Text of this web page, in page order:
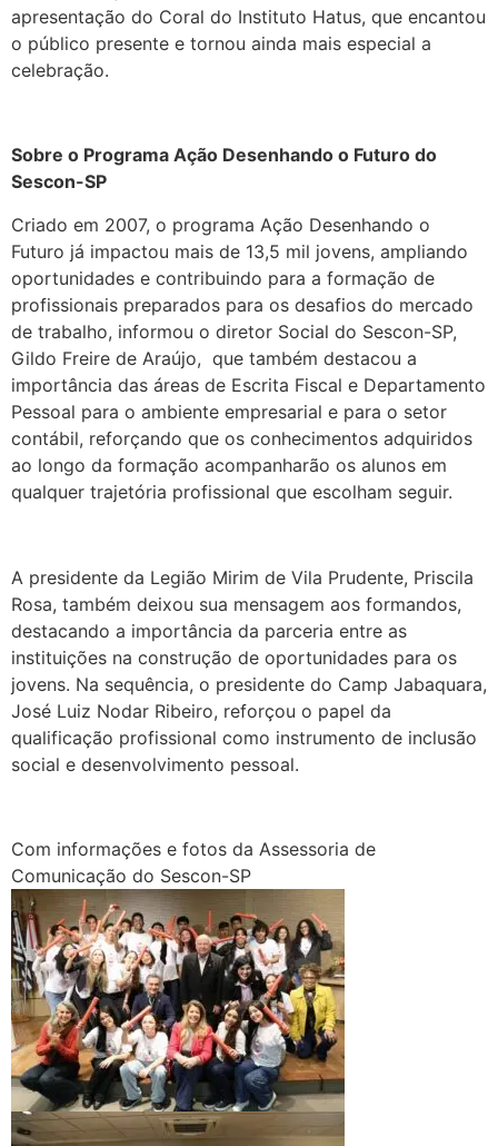
apresentação do Coral do Instituto Hatus, que encantou
o público presente e tornou ainda mais especial a
celebração.
Sobre o Programa Ação Desenhando o Futuro do
Sescon-SP
Criado em 2007, o programa Ação Desenhando o
Futuro já impactou mais de 13,5 mil jovens, ampliando
oportunidades e contribuindo para a formação de
profissionais preparados para os desafios do mercado
de trabalho, informou o diretor Social do Sescon-SP,
Gildo Freire de Araújo, que também destacou a
importância das áreas de Escrita Fiscal e Departamento
Pessoal para o ambiente empresarial e para o setor
contábil, reforçando que os conhecimentos adquiridos
ao longo da formação acompanharão os alunos em
qualquer trajetória profissional que escolham seguir.
A presidente da Legião Mirim de Vila Prudente, Priscila
Rosa, também deixou sua mensagem aos formandos,
destacando a importância da parceria entre as
instituições na construção de oportunidades para os
jovens. Na sequência, o presidente do Camp Jabaquara,
José Luiz Nodar Ribeiro, reforçou o papel da
qualificação profissional como instrumento de inclusão
social e desenvolvimento pessoal.
Com informações e fotos da Assessoria de
Comunicação do Sescon-SP